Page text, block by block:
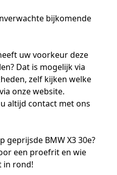
bijkomende
uw voorkeur deze
Dat is mogelijk via
zelf kijken welke
onze website.
altijd contact met ons
geprijsde BMW X3 30e?
een proefrit en wie
in rond!